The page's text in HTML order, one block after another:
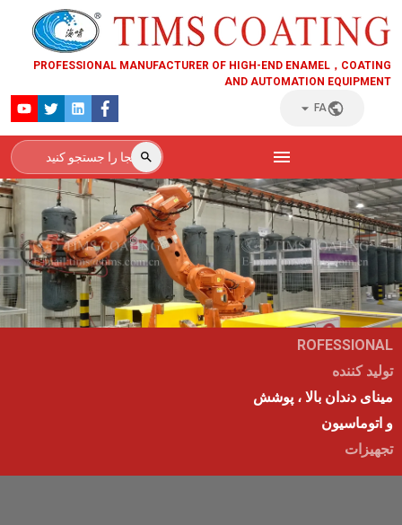
PROFESSIONAL MANUFACTURER OF HIGH-END ENAMEL，COATING
AND AUTOMATION EQUIPMENT
FA
ROFESSIONAL
تولید کننده
مینای دندان بالا ، پوشش
و اتوماسیون
تجهیزات